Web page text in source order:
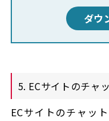
ダウ
5. ECサイトのチャ
ECサイトのチャッ